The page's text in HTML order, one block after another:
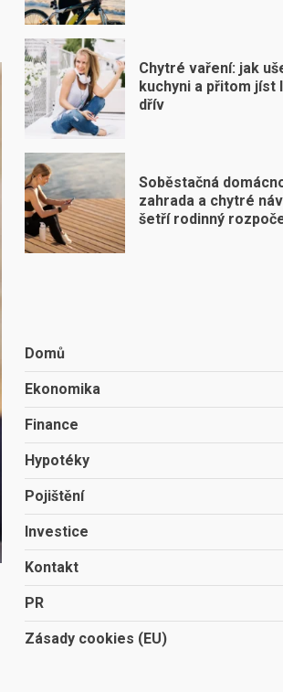
Chytré vaření: jak
kuchyni a přitom jíst
dřív
Soběstačná
zahrada a chytré
šetří rodinný
Domů
Ekonomika
Finance
Hypotéky
Pojištění
Investice
Kontakt
PR
Zásady cookies (EU)